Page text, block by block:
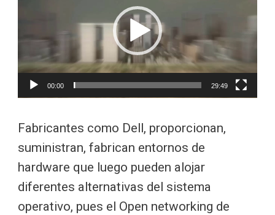
00:00 29:49
Fabricantes como Dell, proporcionan,
suministran, fabrican entornos de
hardware que luego pueden alojar
diferentes alternativas del sistema
operativo, pues el Open networking de